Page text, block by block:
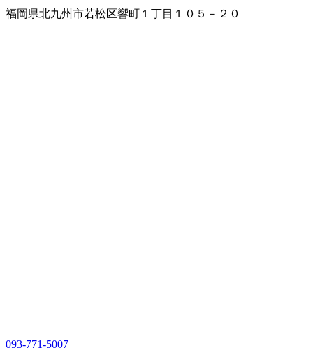
福岡県北九州市若松区響町１丁目１０５－２０
093-771-5007